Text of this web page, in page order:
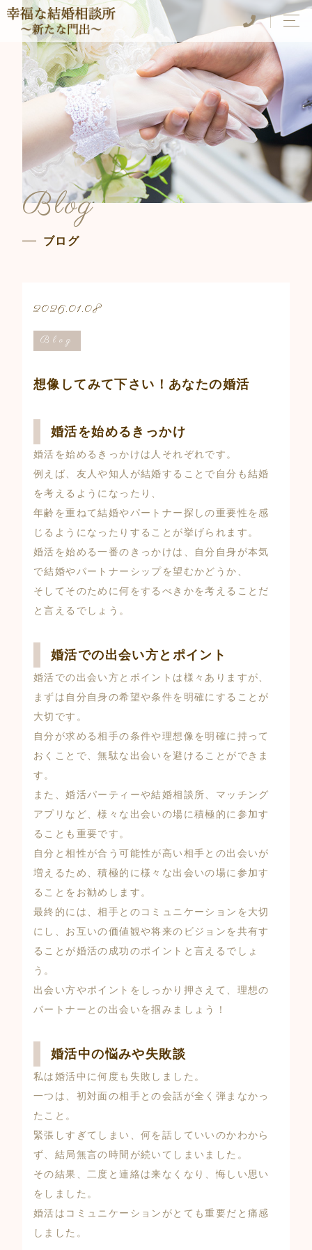
Blog
ブログ
2026.01.08
Blog
想像してみて下さい！あなたの婚活
婚活を始めるきっかけ
婚活を始めるきっかけは人それぞれです。
例えば、友人や知人が結婚することで自分も結婚
を考えるようになったり、
年齢を重ねて結婚やパートナー探しの重要性を感
じるようになったりすることが挙げられます。
婚活を始める一番のきっかけは、自分自身が本気
で結婚やパートナーシップを望むかどうか、
そしてそのために何をするべきかを考えることだ
と言えるでしょう。
婚活での出会い方とポイント
婚活での出会い方とポイントは様々ありますが、
まずは自分自身の希望や条件を明確にすることが
大切です。
自分が求める相手の条件や理想像を明確に持って
おくことで、無駄な出会いを避けることができま
す。
また、婚活パーティーや結婚相談所、マッチング
アプリなど、様々な出会いの場に積極的に参加す
ることも重要です。
自分と相性が合う可能性が高い相手との出会いが
増えるため、積極的に様々な出会いの場に参加す
ることをお勧めします。
最終的には、相手とのコミュニケーションを大切
にし、お互いの価値観や将来のビジョンを共有す
ることが婚活の成功のポイントと言えるでしょ
う。
出会い方やポイントをしっかり押さえて、理想の
パートナーとの出会いを掴みましょう！
婚活中の悩みや失敗談
私は婚活中に何度も失敗しました。
一つは、初対面の相手との会話が全く弾まなかっ
たこと。
緊張しすぎてしまい、何を話していいのかわから
ず、結局無言の時間が続いてしまいました。
その結果、二度と連絡は来なくなり、悔しい思い
をしました。
婚活はコミュニケーションがとても重要だと痛感
しました。